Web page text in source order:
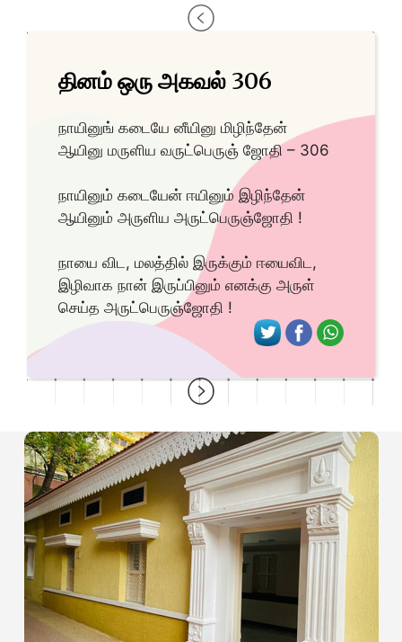
தினம் ஒரு அகவல் 306
நாயினுங் கடையே னீயினு மிழிந்தேன்
ஆயினு மருளிய வருட்பெருஞ் ஜோதி – 306
நாயினும் கடையேன் ஈயினும் இழிந்தேன்
ஆயினும் அருளிய அருட்பெருஞ்ஜோதி !
நாயை விட, மலத்தில் இருக்கும் ஈயைவிட,
இழிவாக நான் இருப்பினும் எனக்கு அருள்
செய்த அருட்பெருஞ்ஜோதி !